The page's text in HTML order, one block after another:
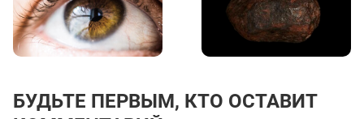
БУДЬТЕ ПЕРВЫМ, КТО ОСТАВИТ